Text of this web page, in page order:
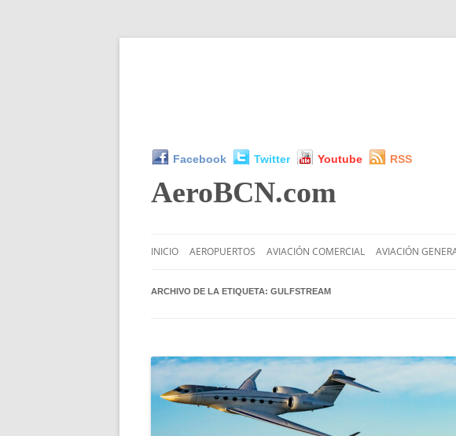
Facebook Twitter Youtube RSS
AeroBCN.com
INICIO AEROPUERTOS AVIACIÓN COMERCIAL AVIACIÓN
ARCHIVO DE LA ETIQUETA: GULFSTREAM